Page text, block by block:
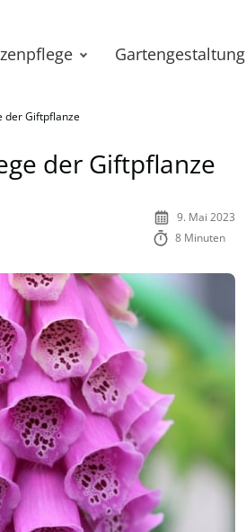
Gartengestaltung
der Giftpflanze
der Giftpflanze
9. Mai 2023
8 Minuten